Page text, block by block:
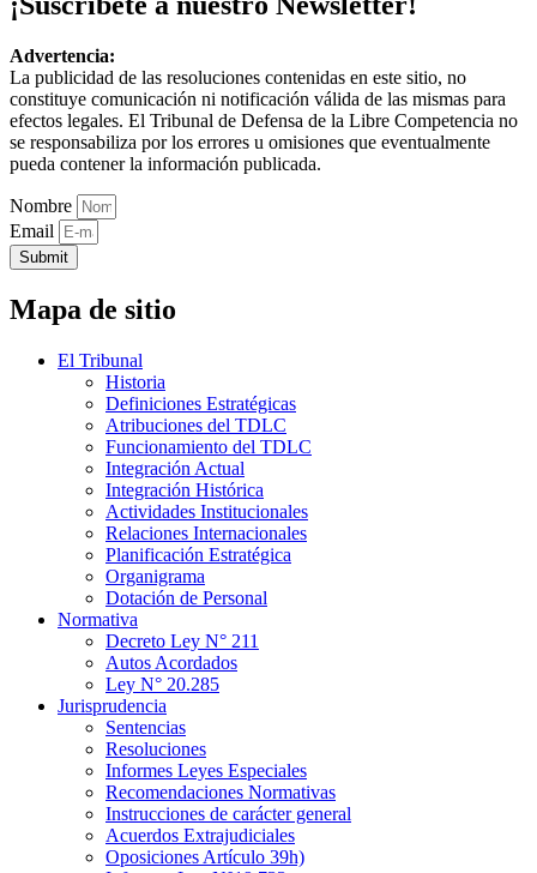
Advertencia:
La publicidad de las resoluciones contenidas en este sitio, no
constituye comunicación ni notificación válida de las mismas para
efectos legales. El Tribunal de Defensa de la Libre Competencia no
se responsabiliza por los errores u omisiones que eventualmente
pueda contener la información publicada.
Nombre
Email
Submit
Mapa de sitio
El Tribunal
Historia
Definiciones Estratégicas
Atribuciones del TDLC
Funcionamiento del TDLC
Integración Actual
Integración Histórica
Actividades Institucionales
Relaciones Internacionales
Planificación Estratégica
Organigrama
Dotación de Personal
Normativa
Decreto Ley N° 211
Autos Acordados
Ley N° 20.285
Jurisprudencia
Sentencias
Resoluciones
Informes Leyes Especiales
Recomendaciones Normativas
Instrucciones de carácter general
Acuerdos Extrajudiciales
Oposiciones Artículo 39h)